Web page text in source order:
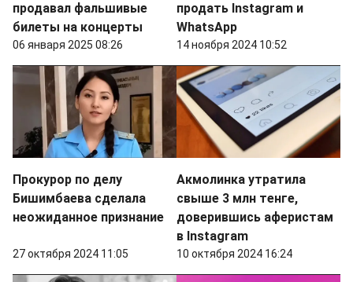
продавал фальшивые
билеты на концерты
06 января 2025 08:26
продать Instagram и
WhatsApp
14 ноября 2024 10:52
Прокурор по делу
Бишимбаева сделала
неожиданное признание
27 октября 2024 11:05
Акмолинка утратила
свыше 3 млн тенге,
доверившись аферистам
в Instagram
10 октября 2024 16:24